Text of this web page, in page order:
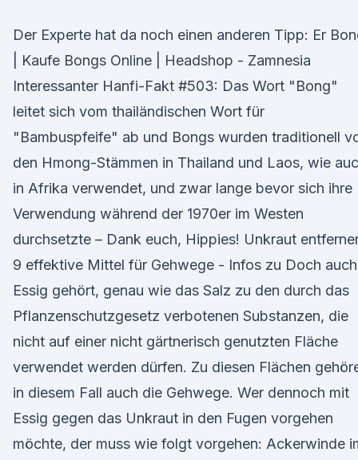
Der Experte hat da noch einen anderen Tipp: Er
| Kaufe Bongs Online | Headshop - Zamnesia
Interessanter Hanfi-Fakt #503: Das Wort "Bong"
leitet sich vom thailändischen Wort für
"Bambuspfeife" ab und Bongs wurden traditionell
den Hmong-Stämmen in Thailand und Laos, wie
in Afrika verwendet, und zwar lange bevor sich ihre
Verwendung während der 1970er im Westen
durchsetzte – Dank euch, Hippies! Unkraut
9 effektive Mittel für Gehwege - Infos zu Doch auch
Essig gehört, genau wie das Salz zu den durch das
Pflanzenschutzgesetz verbotenen Substanzen, die
nicht auf einer nicht gärtnerisch genutzten Fläche
verwendet werden dürfen. Zu diesen Flächen
in diesem Fall auch die Gehwege. Wer dennoch mit
Essig gegen das Unkraut in den Fugen vorgehen
möchte, der muss wie folgt vorgehen: Ackerwinde